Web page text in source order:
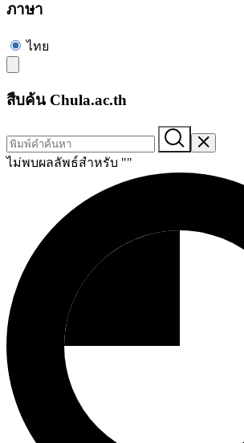
ภาษา
ไทย
สืบค้น Chula.ac.th
ไม่พบผลลัพธ์สำหรับ ""